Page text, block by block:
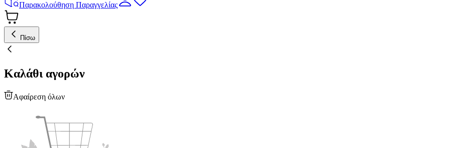
Παρακολούθηση Παραγγελίας
Πίσω
Καλάθι αγορών
Αφαίρεση όλων